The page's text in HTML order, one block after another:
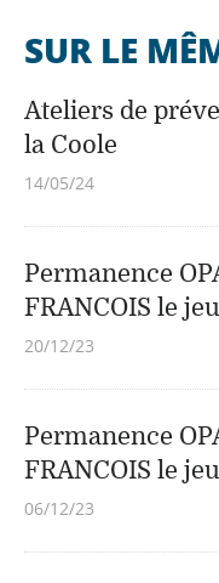
SUR LE
Ateliers de
la Coole
14/05/24
Permanence
FRANCOIS le
20/12/23
Permanence
FRANCOIS le
06/12/23